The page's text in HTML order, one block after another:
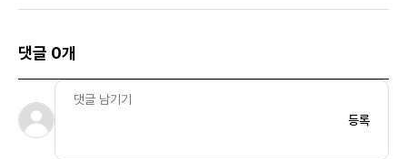
댓글 0개
등록